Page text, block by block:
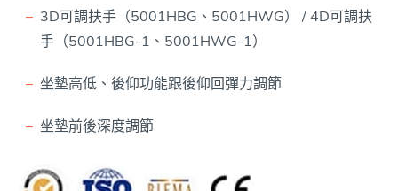
3D可調扶手（5001HBG、5001HWG） / 4D可調扶
手（5001HBG-1、5001HWG-1）
坐墊高低、後仰功能跟後仰回彈力調節
坐墊前後深度調節